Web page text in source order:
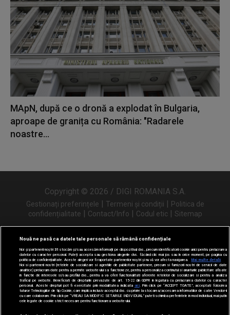
MApN, după ce o dronă a explodat în Bulgaria,
aproape de granița cu România: "Radarele
noastre...
Copyright © 2026 / DIGI ROMANIA S.A.
Gestionați preferințele | Termeni și condiții | Politica de
confidențialitate | Contact/Info | Codul etic | Sitemap
Urmărește-ne și pe
Nouă ne pasă ca datele tale personale să rămână confidențiale
Noi și partenerii noștri31 stocăm și/sau accesăm informații pe dispozitivul dvs., precum identificatorii cookie unici pentru prelucrarea
datelor cu caracter personal. Puteți accepta sau gestiona alegerile dvs. făcând clic mai jos sau în orice moment, pe pagina cu
politica de confidențialitate. Aceste alegeri vor fi raportate partenerilor noștri și nu vă vor afecta navigarea.
Mai multe detalii
Noi si partenerii nostri (retelele de socializare si agentiile de publicitate partenere, precum si furnizorii nostri de servicii de date
analitice) prelucram date pentru a permite website-ului sa functioneze, pentru a personaliza continutul si anunturile publicitare afisate
in functie de interesele si/sau profilul dvs., pentru a va oferi functionalitati aferente retelelor de socializare si pentru a analiza
traficul pe website. Beneficiati de drepturile prevazute de art. 15-22 din GDPR in legatura cu prelucrarea datelor cu caracter
personal. Aceste drepturi pot fi exercitate prin modalitatea indicata aici. Prin click pe “ACCEPT TOATE”, acceptati folosirea
tuturor Tehnologiilor de tip Cookie, care implica inclusiv acceptul dvs. cu privire la stocarea/accesarea informatiilor de catre Vendor-ii
cu care colaboram. Prin click pe “VREAU SA MODIFIC SETARILE INDIVIDUAL” puteti schimba preferintele in mod individual, mai putin
cele legate de cookie strict necesare pentru functionarea website-ului.